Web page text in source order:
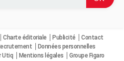
Charte éditoriale Publicité
Contact
Données personnelles
Utiq Mentions légales Groupe Figaro